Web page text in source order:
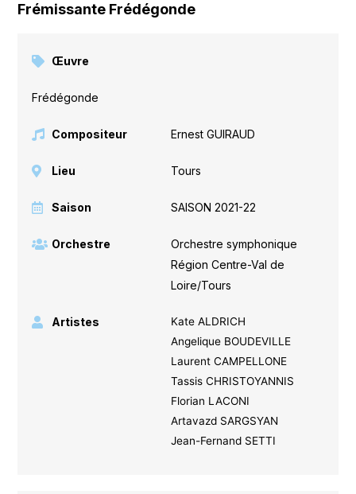
Frémissante Frédégonde
Œuvre
Frédégonde
Compositeur Ernest GUIRAUD
Lieu Tours
Saison SAISON 2021-22
Orchestre
Orchestre symphonique
Région Centre-Val de
Loire/Tours
Artistes
Kate ALDRICH
Angelique BOUDEVILLE
Laurent CAMPELLONE
Tassis CHRISTOYANNIS
Florian LACONI
Artavazd SARGSYAN
Jean-Fernand SETTI